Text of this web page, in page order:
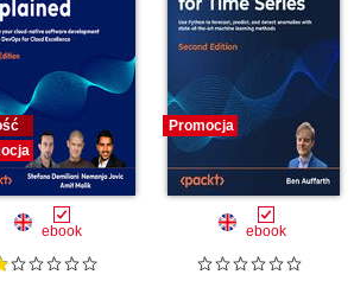
ebook
Promocja
ebook